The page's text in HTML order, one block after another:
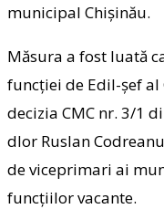
municipal Chişinău.
Măsura a fost luată
funcției de Edil-șef al
decizia CMC nr. 3/1
dlor Ruslan
de viceprimari ai
funcțiilor vacante.